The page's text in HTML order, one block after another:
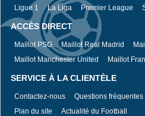
Ligue 1 La Liga Premier League
ACCÈS DIRECT
Maillot PSG Maillot Real Madrid
Maillot Manchester United
Maillot
SERVICE À LA CLIENTÈLE
Contactez-nous Questions fréquentes
Plan du site
Actualité du Football